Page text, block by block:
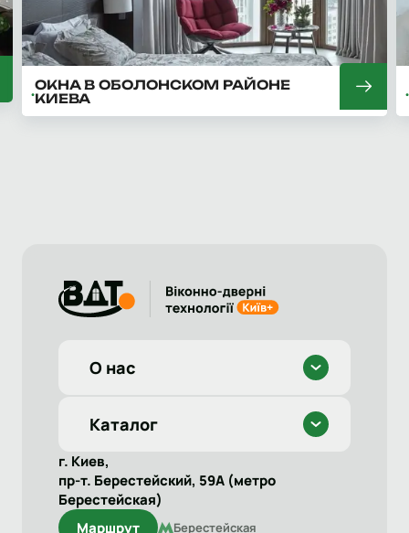
ОКНА В ОБОЛОНСКОМ РАЙОНЕ
КИЕВА
О нас
Каталог
г. Киев,
пр-т. Берестейский, 59А (метро
Берестейская)
Маршрут
Берестейская